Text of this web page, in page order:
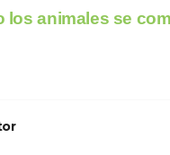
los animales se